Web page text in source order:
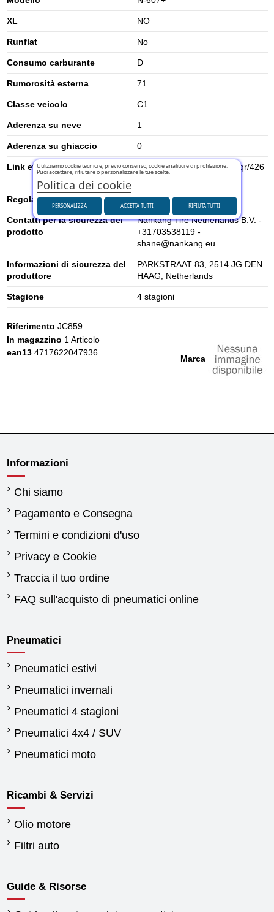
XL NO
Runflat No
Consumo carburante D
Rumorosità esterna 71
Classe veicolo C1
Aderenza su neve 1
Aderenza su ghiaccio 0
Link etichetta energetica UE
https://eprel.ec.europa.eu/qr/426
Regolamento UE (2020/740) 2020/740
Contatti per la sicurezza del
prodotto
Nankang Tire Netherlands B.V. -
+31703538119 -
shane@nankang.eu
Informazioni di sicurezza del
produttore
PARKSTRAAT 83, 2514 JG DEN
HAAG, Netherlands
Stagione 4 stagioni
Marca
Riferimento JC859
In magazzino 1 Articolo
ean13 4717622047936
Informazioni
Chi siamo
Pagamento e Consegna
Termini e condizioni d'uso
Privacy e Cookie
Traccia il tuo ordine
FAQ sull'acquisto di pneumatici online
Pneumatici
Pneumatici estivi
Pneumatici invernali
Pneumatici 4 stagioni
Pneumatici 4x4 / SUV
Pneumatici moto
Ricambi & Servizi
Olio motore
Filtri auto
Guide & Risorse
Utilizziamo cookie tecnici e, previo consenso, cookie analitici e di profilazione.
Puoi accettare, rifiutare o personalizzare le tue scelte.
Politica dei cookie
PERSONALIZZA RIFIUTA TUTTI
ACCETTA TUTTI